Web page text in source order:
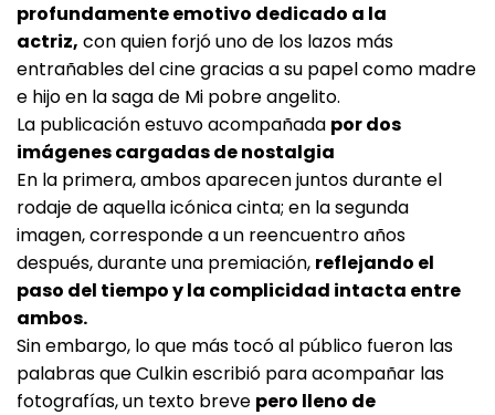
profundamente emotivo dedicado a la
actriz, con quien forjó uno de los lazos más
entrañables del cine gracias a su papel como madre
e hijo en la saga de Mi pobre angelito.
La publicación estuvo acompañada por dos
imágenes cargadas de nostalgia
En la primera, ambos aparecen juntos durante el
rodaje de aquella icónica cinta; en la segunda
imagen, corresponde a un reencuentro años
después, durante una premiación, reflejando el
paso del tiempo y la complicidad intacta entre
ambos.
Sin embargo, lo que más tocó al público fueron las
palabras que Culkin escribió para acompañar las
fotografías, un texto breve pero lleno de